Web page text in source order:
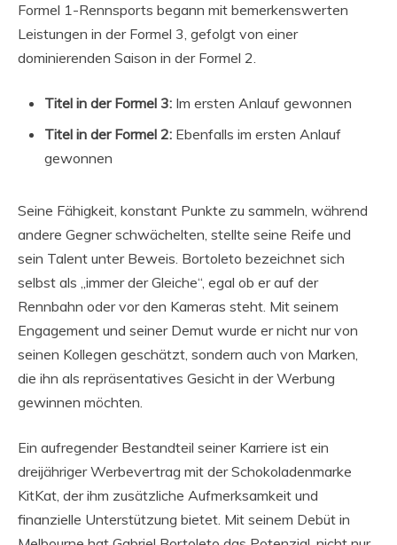
Formel 1-Rennsports begann mit bemerkenswerten
Leistungen in der Formel 3, gefolgt von einer
dominierenden Saison in der Formel 2.
Titel in der Formel 3: Im ersten Anlauf gewonnen
Titel in der Formel 2: Ebenfalls im ersten Anlauf
gewonnen
Seine Fähigkeit, konstant Punkte zu sammeln, während
andere Gegner schwächelten, stellte seine Reife und
sein Talent unter Beweis. Bortoleto bezeichnet sich
selbst als „immer der Gleiche“, egal ob er auf der
Rennbahn oder vor den Kameras steht. Mit seinem
Engagement und seiner Demut wurde er nicht nur von
seinen Kollegen geschätzt, sondern auch von Marken,
die ihn als repräsentatives Gesicht in der Werbung
gewinnen möchten.
Ein aufregender Bestandteil seiner Karriere ist ein
dreijähriger Werbevertrag mit der Schokoladenmarke
KitKat, der ihm zusätzliche Aufmerksamkeit und
finanzielle Unterstützung bietet. Mit seinem Debüt in